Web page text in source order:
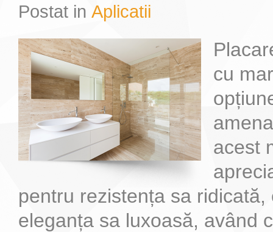
Postat in Aplicatii
cu
acest
pentru rezistența sa ridicată,
eleganța sa luxoasă, având